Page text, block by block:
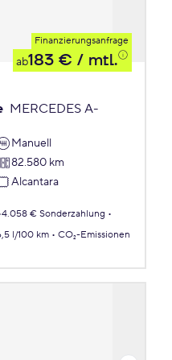
Finanzierungsanfrage
ab183 € / mtl.
MERCEDES A-
Manuell
82.580 km
Alcantara
4.058 € Sonderzahlung
l/100 km
CO₂-Emissionen